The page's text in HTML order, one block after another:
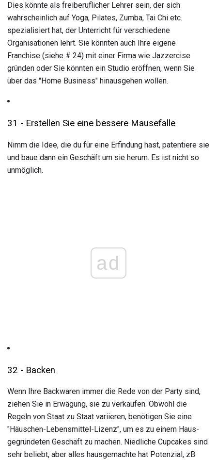
Dies könnte als freiberuflicher Lehrer sein, der sich
wahrscheinlich auf Yoga, Pilates, Zumba, Tai Chi etc.
spezialisiert hat, der Unterricht für verschiedene
Organisationen lehrt. Sie könnten auch Ihre eigene
Franchise (siehe # 24) mit einer Firma wie Jazzercise
gründen oder Sie könnten ein Studio eröffnen, wenn Sie
über das "Home Business" hinausgehen wollen.
31 - Erstellen Sie eine bessere Mausefalle
Nimm die Idee, die du für eine Erfindung hast, patentiere sie
und baue dann ein Geschäft um sie herum. Es ist nicht so
unmöglich.
ad
32 - Backen
Wenn Ihre Backwaren immer die Rede von der Party sind,
ziehen Sie in Erwägung, sie zu verkaufen. Obwohl die
Regeln von Staat zu Staat variieren, benötigen Sie eine
"Häuschen-Lebensmittel-Lizenz", um es zu einem Haus-
gegründeten Geschäft zu machen. Niedliche Cupcakes sind
sehr beliebt, aber alles hausgemachte hat Potenzial, zB